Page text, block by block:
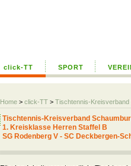
click-TT SPORT
Home > click-TT > Tischtennis-
Tischtennis-Kreisverband
1. Kreisklasse Herren Staffel B
SG Rodenberg V - SC Deckbergen-